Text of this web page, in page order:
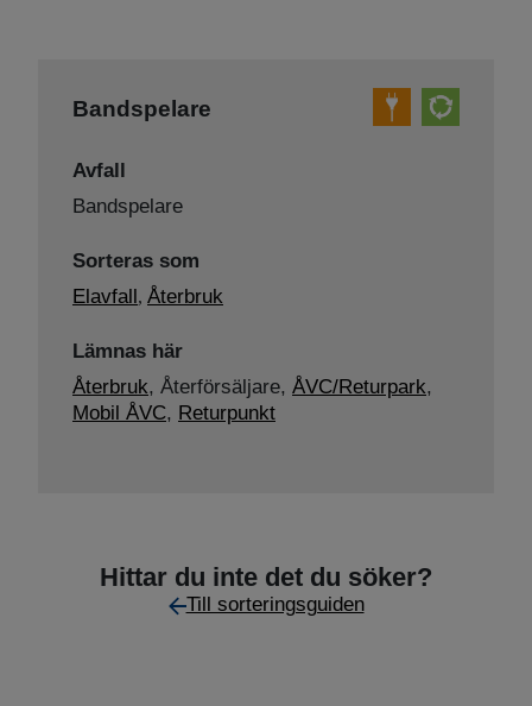
Bandspelare
Avfall
Bandspelare
Sorteras som
Elavfall, Återbruk
Lämnas här
Återbruk, Återförsäljare, ÅVC/Returpark,
Mobil ÅVC, Returpunkt
Hittar du inte det du söker?
Till sorteringsguiden